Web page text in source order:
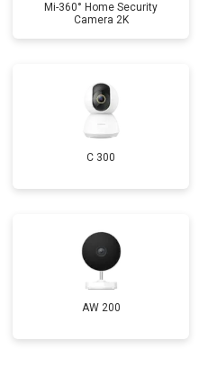
Mi-360° Home Security
Camera 2K
C 300
AW 200